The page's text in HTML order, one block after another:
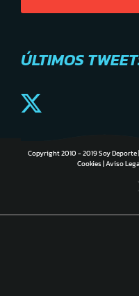
ÚLTIMOS
Copyright 2010 - 2019 Soy
Cookies|Aviso